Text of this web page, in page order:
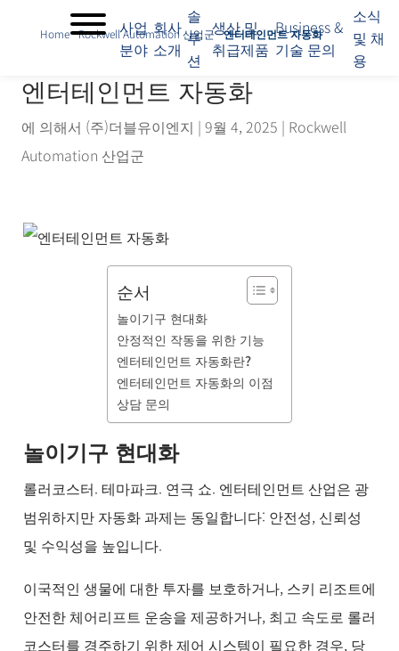
사업
분야
회사
소개
솔
루
션
생산 및
취급제품
Business &
기술 문의
소식
및 채
용
업
분
야
회
사
솔
루
& 기술 문
의
소
식
및
채
용
Home-Rockwell Automation 산업군-엔터테인먼트 자동화
엔터테인먼트 자동화
에 의해서 (주)더블유이엔지 | 9월 4, 2025 | Rockwell
Automation 산업군
순서
놀이기구 현대화
안정적인 작동을 위한 기능
엔터테인먼트 자동화란?
엔터테인먼트 자동화의 이점
상담 문의
놀이기구 현대화
롤러코스터. 테마파크. 연극 쇼. 엔터테인먼트 산업은 광
범위하지만 자동화 과제는 동일합니다: 안전성, 신뢰성
및 수익성을 높입니다.
이국적인 생물에 대한 투자를 보호하거나, 스키 리조트에
안전한 체어리프트 운송을 제공하거나, 최고 속도로 롤러
코스터를 경주하기 위한 제어 시스템이 필요한 경우, 당